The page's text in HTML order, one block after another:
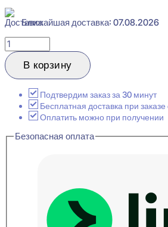
Ближайшая доставка: 07.08.2026
Количество
товара
Ultrawood
CR
Карниз
потолочный
ЛДФ
В корзину
Подтвердим заказ за 30 минут
Бесплатная доставка при заказе
Оплатить можно при получении
Безопасная оплата